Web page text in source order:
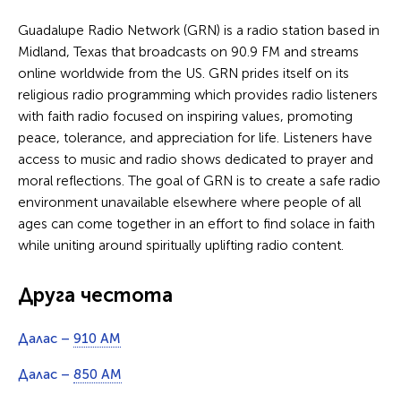
Guadalupe Radio Network (GRN) is a radio station based in
Midland, Texas that broadcasts on 90.9 FM and streams
online worldwide from the US. GRN prides itself on its
religious radio programming which provides radio listeners
with faith radio focused on inspiring values, promoting
peace, tolerance, and appreciation for life. Listeners have
access to music and radio shows dedicated to prayer and
moral reflections. The goal of GRN is to create a safe radio
environment unavailable elsewhere where people of all
ages can come together in an effort to find solace in faith
while uniting around spiritually uplifting radio content.
Друга честота
Далас – 910 AM
Далас – 850 AM